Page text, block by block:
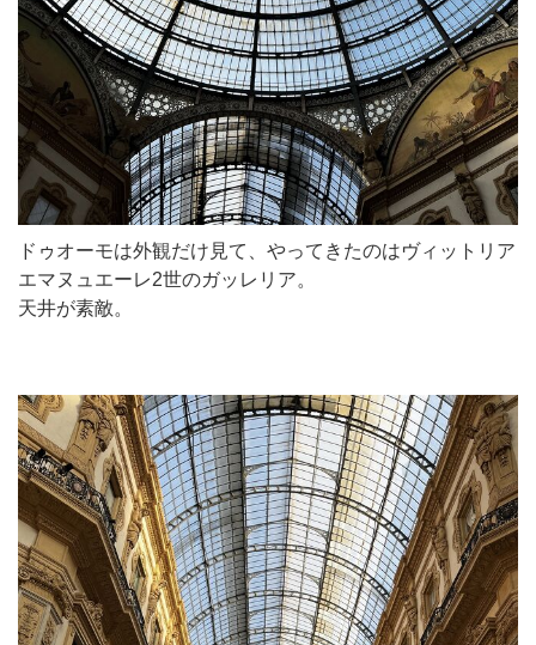
ドゥオーモは外観だけ見て、やってきたのはヴィットリア
エマヌュエーレ2世のガッレリア。
天井が素敵。